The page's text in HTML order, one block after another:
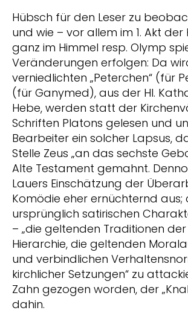
Hübsch für den Leser zu
und wie – vor allem im 1. Akt
ganz im Himmel resp. Olymp
Veränderungen erfolgen: Da
verniedlichten „Peterchen“ (für
(für Ganymed), aus der Hl.
Hebe, werden statt der
Schriften Platons gelesen und
Bearbeiter ein solcher Lapsus,
Stelle Zeus „an das sechste
Alte Testament gemahnt.
Lauers Einschätzung der
Komödie eher ernüchternd aus;
ursprünglich satirischen
– „die geltenden Traditionen
Hierarchie, die geltenden
und verbindlichen
kirchlicher Setzungen“ zu
Zahn gezogen worden, der
dahin.